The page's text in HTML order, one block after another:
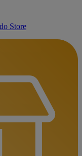
Store